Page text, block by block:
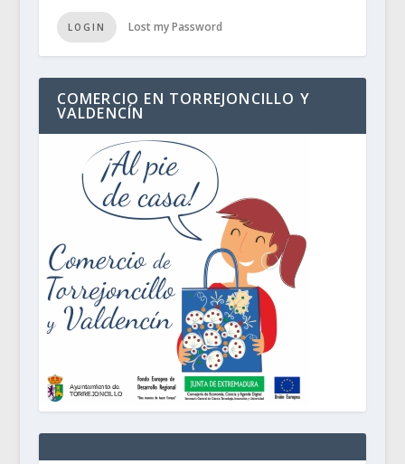
LOGIN Lost my Password
COMERCIO EN TORREJONCILLO Y
VALDENCÍN